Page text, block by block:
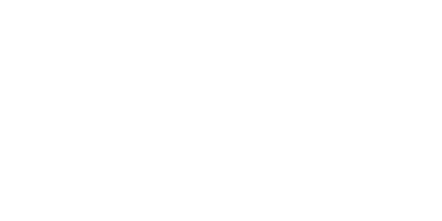
nicht vollständig ersetzen kann, ist er dennoch ein guter Ansatz, um mit Ihnen im Dialog zu bleiben, was mir
Ihnen nach Abstimmung innerhalb der Verwaltung zeitnah eine Rückmeldung zu Ihre Eingabe geben wird. Gern